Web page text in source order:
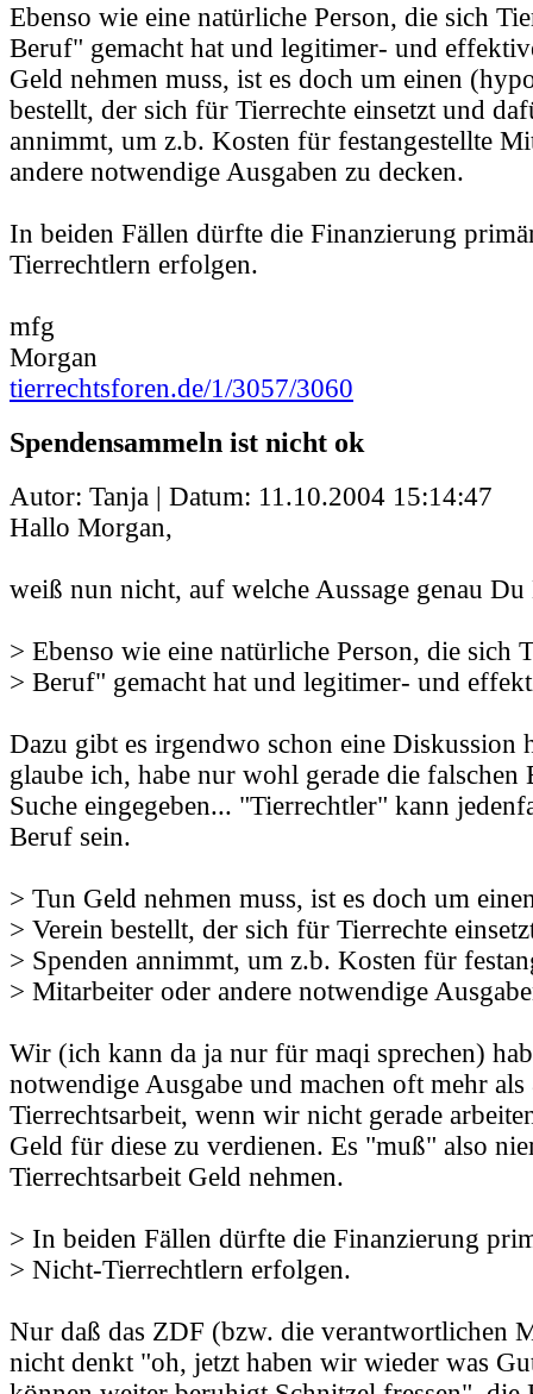
Ebenso wie eine natürliche Person, die sich
Beruf" gemacht hat und legitimer- und
Geld nehmen muss, ist es doch um einen
bestellt, der sich für Tierrechte einsetzt und
annimmt, um z.b. Kosten für festangestellte
andere notwendige Ausgaben zu decken.
In beiden Fällen dürfte die Finanzierung
Tierrechtlern erfolgen.
mfg
Morgan
tierrechtsforen.de/1/3057/3060
Spendensammeln ist nicht ok
Autor: Tanja | Datum: 11.10.2004 15:14:47
Hallo Morgan,
weiß nun nicht, auf welche Aussage genau Du
> Ebenso wie eine natürliche Person, die sich
> Beruf" gemacht hat und legitimer- und
Dazu gibt es irgendwo schon eine Diskussion
glaube ich, habe nur wohl gerade die
Suche eingegeben... "Tierrechtler" kann
Beruf sein.
> Tun Geld nehmen muss, ist es doch um
> Verein bestellt, der sich für Tierrechte
> Spenden annimmt, um z.b. Kosten für
> Mitarbeiter oder andere notwendige
Wir (ich kann da ja nur für maqi sprechen)
notwendige Ausgabe und machen oft mehr
Tierrechtsarbeit, wenn wir nicht gerade
Geld für diese zu verdienen. Es "muß" also
Tierrechtsarbeit Geld nehmen.
> In beiden Fällen dürfte die Finanzierung
> Nicht-Tierrechtlern erfolgen.
Nur daß das ZDF (bzw. die verantwortlichen
nicht denkt "oh, jetzt haben wir wieder was